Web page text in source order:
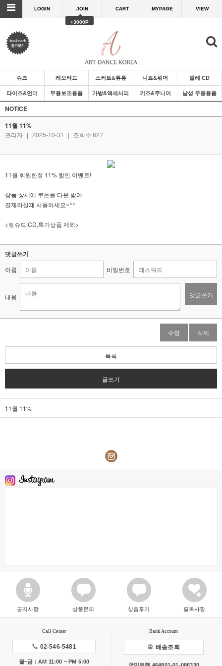
LOGIN JOIN
+3000P
CART MYPAGE VIEW
슈즈 레오타드 스커트&튜튜 니트&워머 발레 CD
타이즈&언더 무용보조용품 가방&액세서리 키즈&주니어 남성 무용용품
NOTICE
11월 11%
관리자 | 2025-10-31 | 조회수 827
11월 회원한정 11% 할인 이벤트!
상품 상세에 쿠폰을 다운 받아
결제하실때 사용하세요~^^
<토슈드,CD,특가상품 제외>
댓글쓰기
이름 비밀번호
내용 댓글쓰기
수정 삭제
목록
글쓰기
11월 11%
공지사항 상품문의 상품후기 필독사항
Call Center
02-546-5481
월~금 : AM 11:00 ~ PM 5:00
Bank Account
배송조회